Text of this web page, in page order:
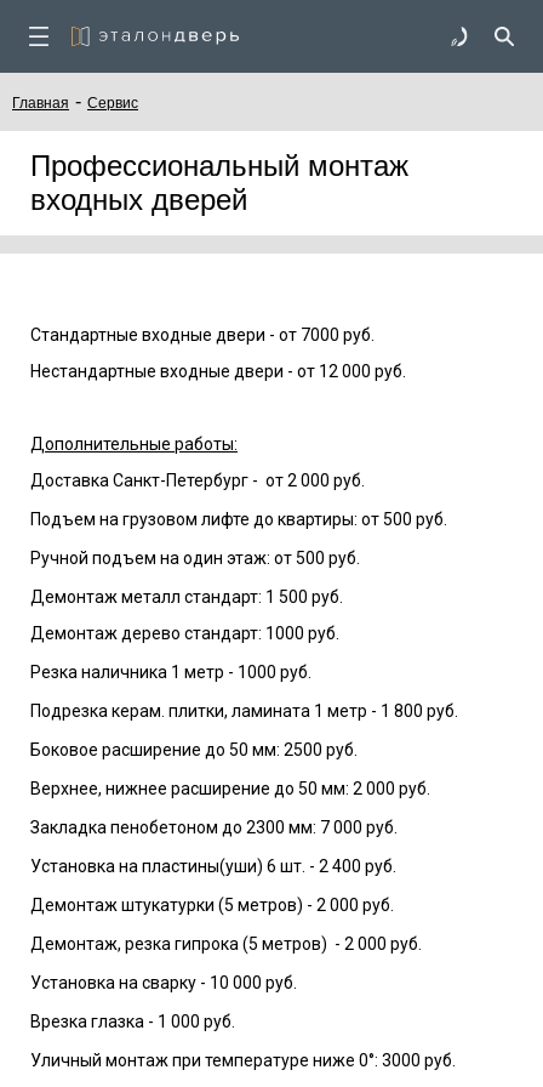
Главная - Сервис
Профессиональный монтаж
входных дверей
Стандартные входные двери - от 7000 руб.
Нестандартные входные двери - от 12 000 руб.
Дополнительные работы:
Доставка Санкт-Петербург - от 2 000 руб.
Подъем на грузовом лифте до квартиры: от 500 руб.
Ручной подъем на один этаж: от 500 руб.
Демонтаж металл стандарт: 1 500 руб.
Демонтаж дерево стандарт: 1000 руб.
Резка наличника 1 метр - 1000 руб.
Подрезка керам. плитки, ламината 1 метр - 1 800 руб.
Боковое расширение до 50 мм: 2500 руб.
Верхнее, нижнее расширение до 50 мм: 2 000 руб.
Закладка пенобетоном до 2300 мм: 7 000 руб.
Установка на пластины(уши) 6 шт. - 2 400 руб.
Демонтаж штукатурки (5 метров) - 2 000 руб.
Демонтаж, резка гипрока (5 метров) - 2 000 руб.
Установка на сварку - 10 000 руб.
Врезка глазка - 1 000 руб.
Уличный монтаж при температуре ниже 0°: 3000 руб.